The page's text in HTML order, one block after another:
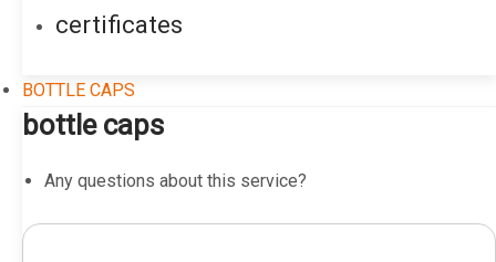
certificates
BOTTLE CAPS
bottle caps
Any questions about this service?